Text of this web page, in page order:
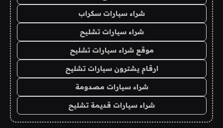
شراء سيارات سكراب
شراء سيارات تشليح
موقع شراء سيارات تشليح
ارقام يشترون سيارات تشليح
شراء سيارات مصدومة
شراء سيارات قديمة تشليح